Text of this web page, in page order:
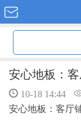
安心地板：客
10-18 14:44
安心地板：客厅